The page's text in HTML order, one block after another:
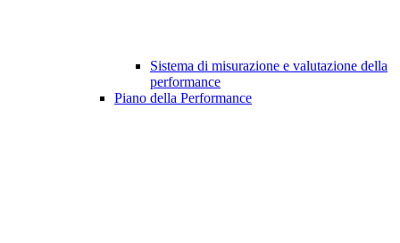
Sistema di misurazione e valutazione della
performance
Piano della Performance